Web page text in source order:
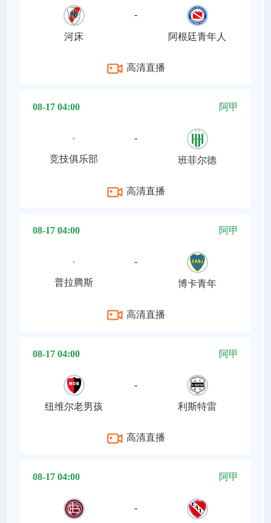
河床
-
阿根廷青年人
高清直播
08-17 04:00 阿甲
竞技俱乐部
-
班菲尔德
高清直播
08-17 04:00 阿甲
普拉腾斯
-
博卡青年
高清直播
08-17 04:00 阿甲
纽维尔老男孩
-
利斯特雷
高清直播
08-17 04:00 阿甲
-